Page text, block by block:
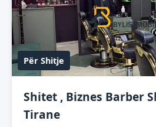
Për Shitje
Shitet , Biznes Barber
Tirane